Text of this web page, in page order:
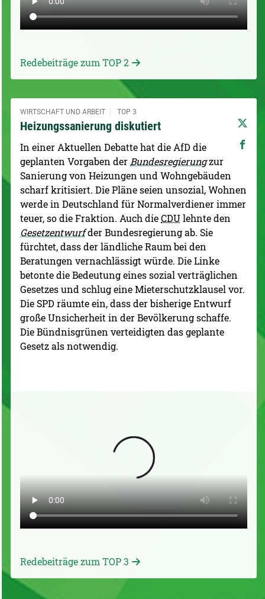
Redebeiträge zum TOP 2
Heizungssanierung diskutiert
WIRTSCHAFT UND ARBEIT TOP 3
In einer Aktuellen Debatte hat die AfD die
geplanten Vorgaben der Bundesregierungzur
Sanierung von Heizungen und Wohngebäuden
scharf kritisiert. Die Pläne seien unsozial, Wohnen
werde in Deutschland für Normalverdiener immer
teuer, so die Fraktion. Auch dieCDUlehnte den
Gesetzentwurfder Bundesregierung ab. Sie
fürchtet, dass der ländliche Raum bei den
Beratungen vernachlässigt würde. Die Linke
betonte die Bedeutung eines sozial verträglichen
Gesetzes und schlug eine Mieterschutzklausel vor.
Die SPD räumte ein, dass der bisherige Entwurf
große Unsicherheit in der Bevölkerung schaffe.
Die Bündnisgrünen verteidigten das geplante
Gesetz als notwendig.
Redebeiträge zum TOP 3